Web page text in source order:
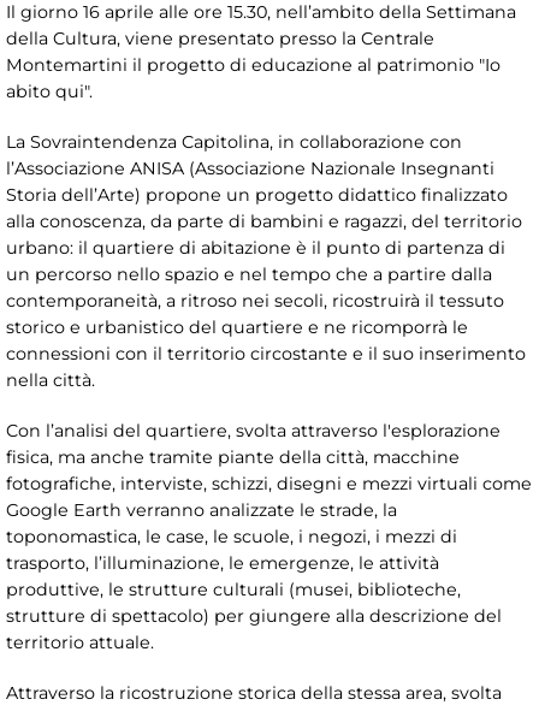
Il giorno 16 aprile alle ore 15.30, nell’ambito della Settimana
della Cultura, viene presentato presso la Centrale
Montemartini il progetto di educazione al patrimonio "Io
abito qui".
La Sovraintendenza Capitolina, in collaborazione con
l’Associazione ANISA (Associazione Nazionale Insegnanti
Storia dell’Arte) propone un progetto didattico finalizzato
alla conoscenza, da parte di bambini e ragazzi, del territorio
urbano: il quartiere di abitazione è il punto di partenza di
un percorso nello spazio e nel tempo che a partire dalla
contemporaneità, a ritroso nei secoli, ricostruirà il tessuto
storico e urbanistico del quartiere e ne ricomporrà le
connessioni con il territorio circostante e il suo inserimento
nella città.
Con l’analisi del quartiere, svolta attraverso l'esplorazione
fisica, ma anche tramite piante della città, macchine
fotografiche, interviste, schizzi, disegni e mezzi virtuali come
Google Earth verranno analizzate le strade, la
toponomastica, le case, le scuole, i negozi, i mezzi di
trasporto, l’illuminazione, le emergenze, le attività
produttive, le strutture culturali (musei, biblioteche,
strutture di spettacolo) per giungere alla descrizione del
territorio attuale.
Attraverso la ricostruzione storica della stessa area, svolta